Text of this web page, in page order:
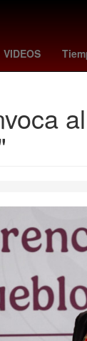
VIDEOSmoneda de